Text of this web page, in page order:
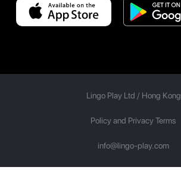
Lingo Play Ltd / Hong Kong
Policy and Privacy Terms
info@lingo-play.com